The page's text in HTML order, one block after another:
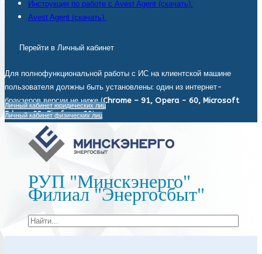
Инструкция по работе с Avest Agent (скачать).
Avest Agent (скачать).
Перейти в Личный кабинет
Для полнофункциональной работы с ИС на клиентской машине
пользователя должны быть установлены: один из интернет-
браузеров версии не ниже (Chrome – 91, Opera - 60, Microsoft
Edge - 93, Firefox - 92).
Личный кабинет юридических лиц
Личный кабинет физических лиц
РУП "Минскэнерго"
Филиал "Энергосбыт"